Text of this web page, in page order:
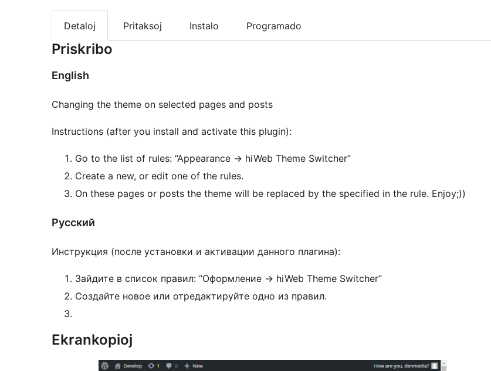
Detaloj Pritaksoj Instalo Programado
Priskribo
English
Changing the theme on selected pages and posts
Instructions (after you install and activate this plugin):
Go to the list of rules: “Appearance → hiWeb Theme Switcher”
Create a new, or edit one of the rules.
On these pages or posts the theme will be replaced by the specified in the rule. Enjoy;))
Русский
Инструкция (после установки и активации данного плагина):
Зайдите в список правил: “Оформление → hiWeb Theme Switcher”
Создайте новое или отредактируйте одно из правил.
Ekrankopioj